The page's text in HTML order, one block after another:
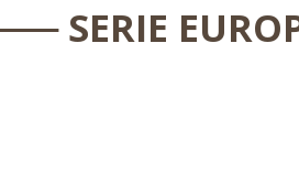
SERIE